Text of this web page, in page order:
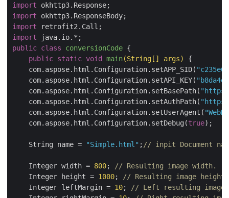
import
import
import
import
public class conversionCode {
public static void main(String[] args)
{
    com.aspose.html.Configuration.setAPP_SID(
    com.aspose.html.Configuration.setAPI_KEY(
    com.aspose.html.Configuration.setBasePath(
    com.aspose.html.Configuration.setAuthPath(
    com.aspose.html.Configuration.setUserAgent(
    com.aspose.html.Configuration.setDebug(
true);
    String name =
"Simple.html" ; // inpit Document
    Integer width =
800;
// Resulting image width.
    Integer height =
1000;
// Resulting image height.
    Integer leftMargin =
10;
// Left resulting image